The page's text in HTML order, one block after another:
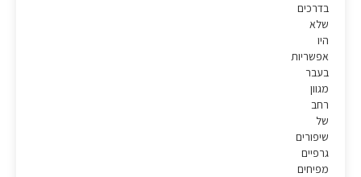
בדרכים
שלא
היו
אפשריות
בעבר
מגוון
רחב
של
שיפורים
גרפיים
מפיחים